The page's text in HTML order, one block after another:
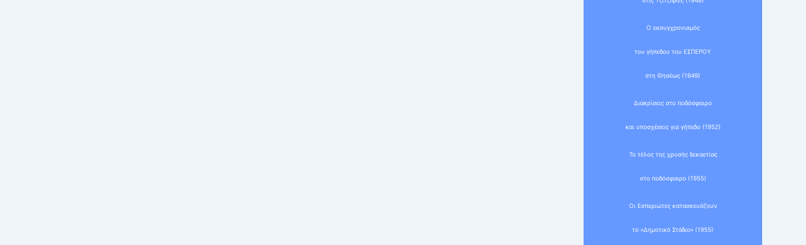
Ο εκσυγχρονισμός
του γήπεδου του ΕΣΠΕΡΟΥ
στη Θησέως (1949)
Διακρίσεις στο ποδόσφαιρο
και υποσχέσεις για γήπεδο (1952)
Το τέλος της χρυσής δεκαετίας
στο ποδόσφαιρο (1955)
Οι Εσπεριώτες κατασκευάζουν
το «Δημοτικό Στάδιο» (1955)